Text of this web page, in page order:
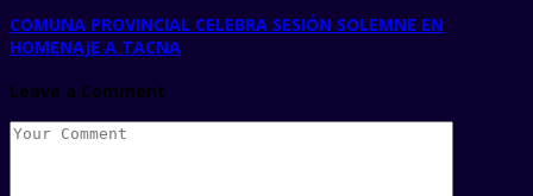
COMUNA PROVINCIAL CELEBRA SESIÓN SOLEMNE EN
HOMENAJE A TACNA
Leave a Comment